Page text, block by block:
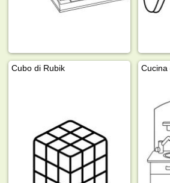
Cubo di Rubik Cucina